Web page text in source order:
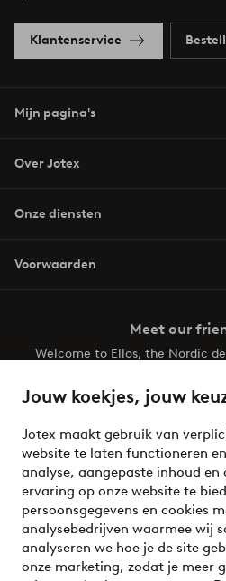
Jouw koekjes, jouw
Jotex maakt gebruik van
website te laten functioneren
analyse, aangepaste inhoud en
ervaring op onze website te
persoonsgegevens en cookies
analysebedrijven waarmee wij
analyseren we hoe je de site
onze marketing, zodat je meer
Klantenservice
Mijn pagina's
Over Jotex
Onze diensten
Voorwaarden
Meet our
Welcome to Ellos, the Nordic
your wardrobe. Your next
Veilig betalen - Nu
Wil je meer weten over